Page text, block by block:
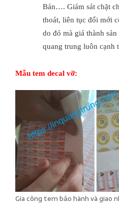
Bản…. Giám sát chặt
thoát, liên tục đổi mới
do đó mà giá thành
quang trung luôn cạnh
Mẫu tem decal vỡ:
Gia công tem bảo hành và giao